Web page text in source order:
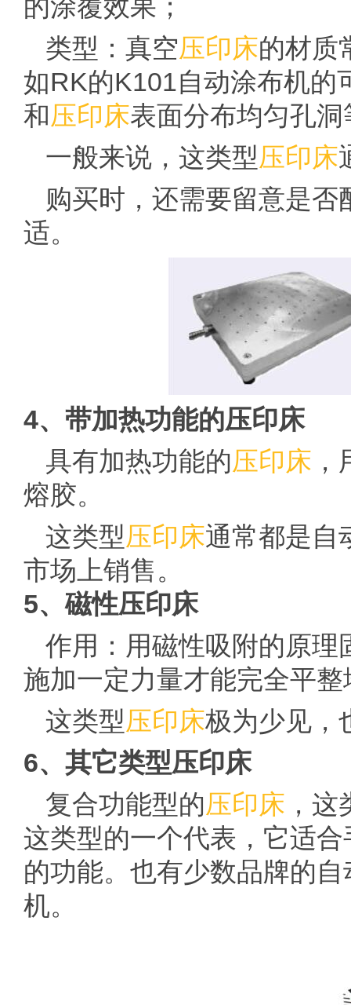
的涂覆效果；
类型：真空压印床的材质
如RK的K101自动涂布机的
和压印床表面分布均匀孔
一般来说，这类型压印床
购买时，还需要留意是
适。
4、带加热功能的压印床
具有加热功能的压印床
熔胶。
这类型压印床通常都是自
市场上销售。
5、磁性压印床
作用：用磁性吸附的原理
施加一定力量才能完全平
这类型压印床极为少见，
6、其它类型压印床
复合功能型的压印床 ，这
这类型的一个代表，它适
的功能。也有少数品牌的
机。